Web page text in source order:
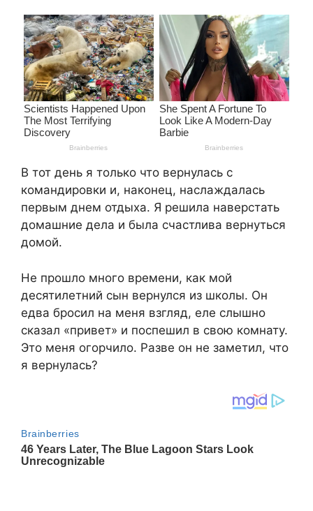
В тот день я только что вернулась с
командировки и, наконец, наслаждалась
первым днем отдыха. Я решила наверстать
домашние дела и была счастлива вернуться
домой.
Не прошло много времени, как мой
десятилетний сын вернулся из школы. Он
едва бросил на меня взгляд, еле слышно
сказал «привет» и поспешил в свою комнату.
Это меня огорчило. Разве он не заметил, что
я вернулась?